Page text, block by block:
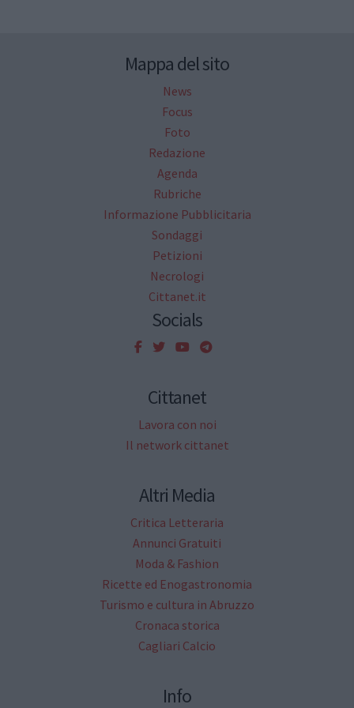
Mappa del sito
News
Focus
Foto
Redazione
Agenda
Rubriche
Informazione Pubblicitaria
Sondaggi
Petizioni
Necrologi
Cittanet.it
Socials
Cittanet
Lavora con noi
Il network cittanet
Altri Media
Critica Letteraria
Annunci Gratuiti
Moda & Fashion
Ricette ed Enogastronomia
Turismo e cultura in Abruzzo
Cronaca storica
Cagliari Calcio
Info